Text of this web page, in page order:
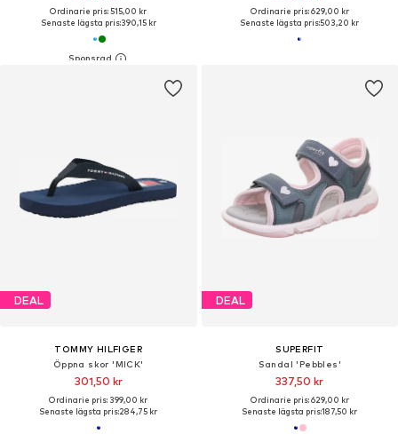
Ordinarie pris: 515,00 kr
Senaste lägsta pris:390,15 kr
Ordinarie pris: 629,00 kr
Senaste lägsta pris:503,20 kr
DEAL
TOMMY HILFIGER
Öppna skor 'MICK'
301,50 kr
Ordinarie pris: 399,00 kr
Senaste lägsta pris:284,75 kr
DEAL
SUPERFIT
Sandal 'Pebbles'
337,50 kr
Ordinarie pris: 629,00 kr
Senaste lägsta pris:187,50 kr